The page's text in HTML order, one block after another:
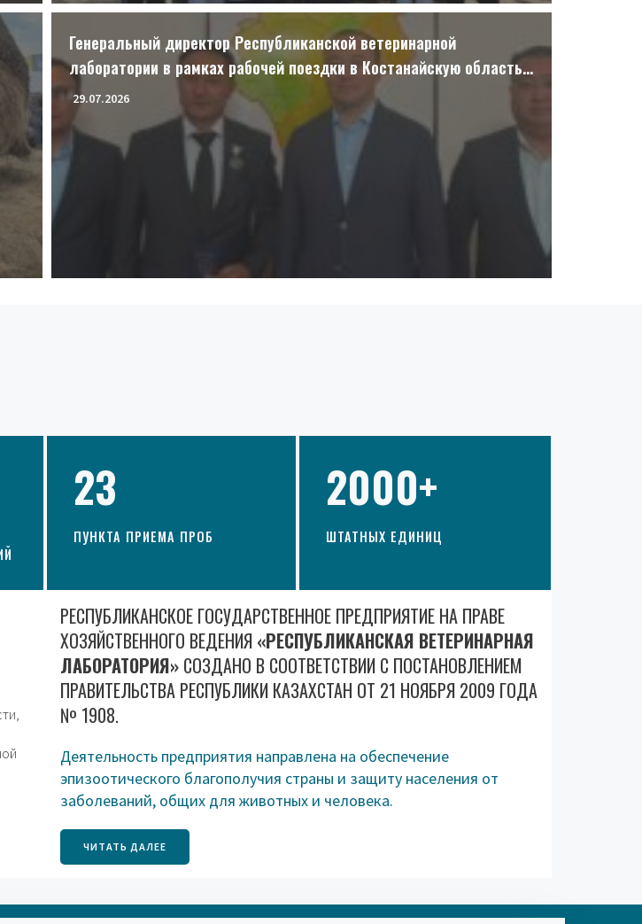
Генеральный директор Республиканской ветеринарной
лаборатории в рамках рабочей поездки в Костанайскую область
встретился с акимом Амангельдинского района
29.07.2026
23
ПУНКТА ПРИЕМА ПРОБ
2000+
ШТАТНЫХ ЕДИНИЦ
РЕСПУБЛИКАНСКОЕ ГОСУДАРСТВЕННОЕ ПРЕДПРИЯТИЕ НА ПРАВЕ
ХОЗЯЙСТВЕННОГО ВЕДЕНИЯ «РЕСПУБЛИКАНСКАЯ ВЕТЕРИНАРНАЯ
ЛАБОРАТОРИЯ» СОЗДАНО В СООТВЕТСТВИИ С ПОСТАНОВЛЕНИЕМ
ПРАВИТЕЛЬСТВА РЕСПУБЛИКИ КАЗАХСТАН ОТ 21 НОЯБРЯ 2009 ГОДА
№ 1908.
Деятельность предприятия направлена на обеспечение
эпизоотического благополучия страны и защиту населения от
заболеваний, общих для животных и человека.
ЧИТАТЬ ДАЛЕЕ